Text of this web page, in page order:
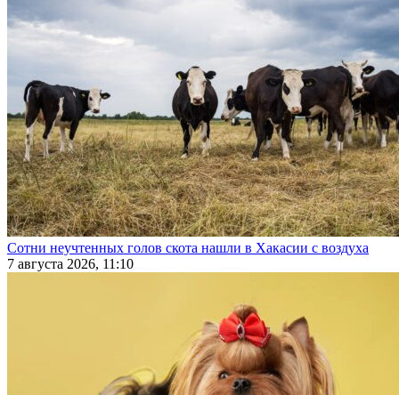
Сотни неучтенных голов скота нашли в Хакасии с воздуха
7 августа 2026, 11:10